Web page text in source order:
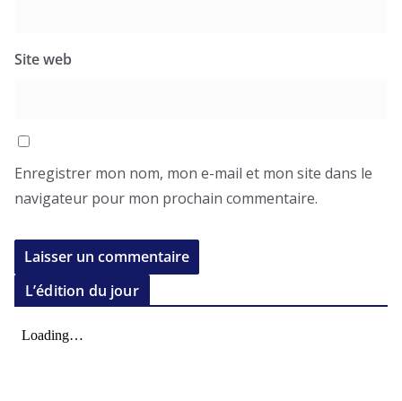
Site web
Enregistrer mon nom, mon e-mail et mon site dans le
navigateur pour mon prochain commentaire.
L’édition du jour